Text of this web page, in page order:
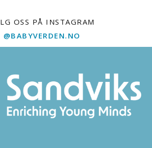
OSS PÅ INSTAGRAM
@BABYVERDEN.NO